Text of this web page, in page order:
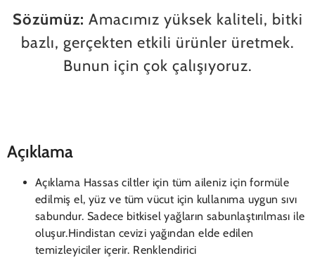
Sözümüz: Amacımız yüksek kaliteli, bitki
bazlı, gerçekten etkili ürünler üretmek.
Bunun için çok çalışıyoruz.
Açıklama
Açıklama Hassas ciltler için tüm aileniz için formüle
edilmiş el, yüz ve tüm vücut için kullanıma uygun sıvı
sabundur. Sadece bitkisel yağların sabunlaştırılması ile
oluşur.Hindistan cevizi yağından elde edilen
temizleyiciler içerir. Renklendirici